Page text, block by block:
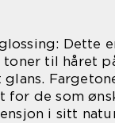
Dette
til håret
for de som
i sitt